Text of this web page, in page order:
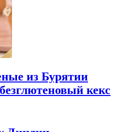
из Бурятии
кекс